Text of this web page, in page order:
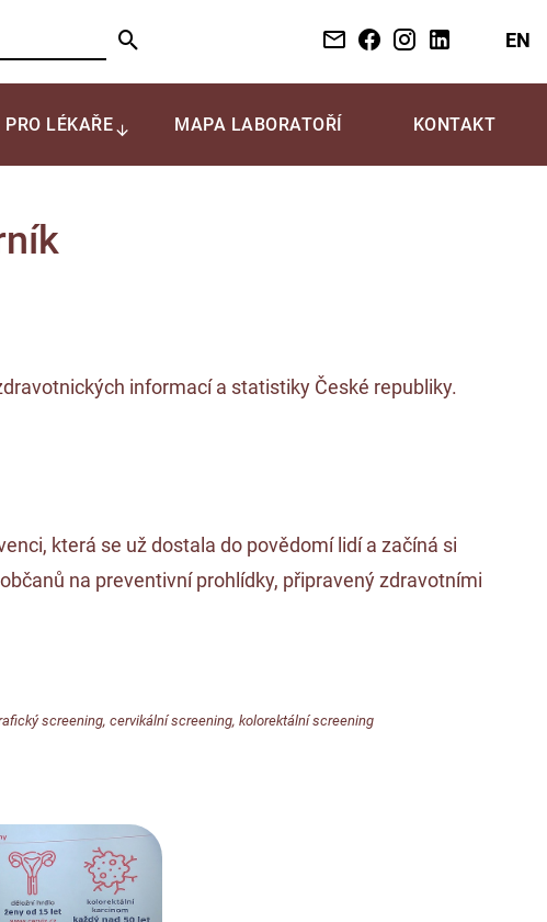
EN
PRO LÉKAŘE MAPA LABORATOŘÍ KONTAKT
informací a statistiky České republiky.
která se už dostala do povědomí lidí a začíná si
na preventivní prohlídky, připravený zdravotními
screening, cervikální screening, kolorektální screening